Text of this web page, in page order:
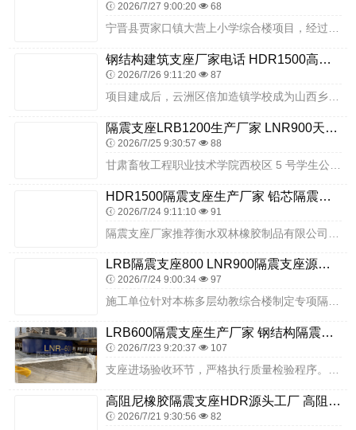
2026/7/27 9:00:20 68
宁晋县贾家口镇大营上小学综合楼项目，经过专业设计团队的科学论证与多方对比，最终选用衡水双林橡胶制品有限公司的LRB铅芯橡胶隔震支座。该产品是衡水双林针对学校、医...
钢结构建筑支座厂家电话 HDR1500高阻尼橡胶隔震支座多少钱 LRB1100铅芯橡胶隔震支座多少钱
2026/7/26 9:11:20 87
隔震支座LRB1200生产厂家 LNR900天然橡胶支座多少钱 建筑固定型抗震支座
2026/7/25 9:30:57 88
HDR1500隔震支座生产厂家 铅芯隔震支座厂家价格 建筑橡胶减隔震支座源头工厂
2026/7/24 9:11:10 91
LRB隔震支座800 LNR900隔震支座源头工厂 建筑隔震支座工厂厂家
2026/7/24 9:00:34 97
施工单位针对本栋多层幼教综合楼制定专项隔震施工方案，正式施工前组织全体作业人员开展衡水双林铅芯隔震支座专项安装技术交底，完整讲解支座吊装设备选用、基础承台精细找...
LRB600隔震支座生产厂家 钢结构隔震支座多少钱 LNR1300天然橡胶隔震支座厂家
2026/7/23 9:20:37 107
高阻尼橡胶隔震支座HDR源头工厂 高阻泥橡胶隔震支座厂家 LNR1500橡胶隔震支座源头工厂
2026/7/21 9:30:56 82